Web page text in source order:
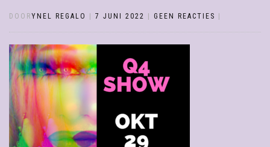
DOORYNEL REGALO 7 JUNI 2022 GEEN REACTIES